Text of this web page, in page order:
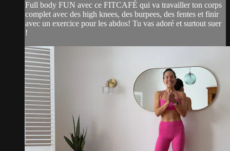
Full body FUN avec ce FITCAFÉ qui va travailler ton corps
complet avec des high knees, des burpees, des fentes et finir
avec un exercice pour les abdos! Tu vas adoré et surtout suer
!